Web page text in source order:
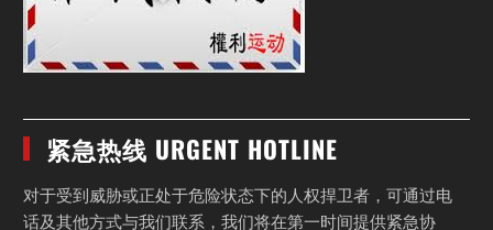
紧急热线 URGENT HOTLINE
对于受到威胁或正处于危险状态下的人权捍卫者，可通过电
话及其他方式与我们联系，我们将在第一时间提供紧急协